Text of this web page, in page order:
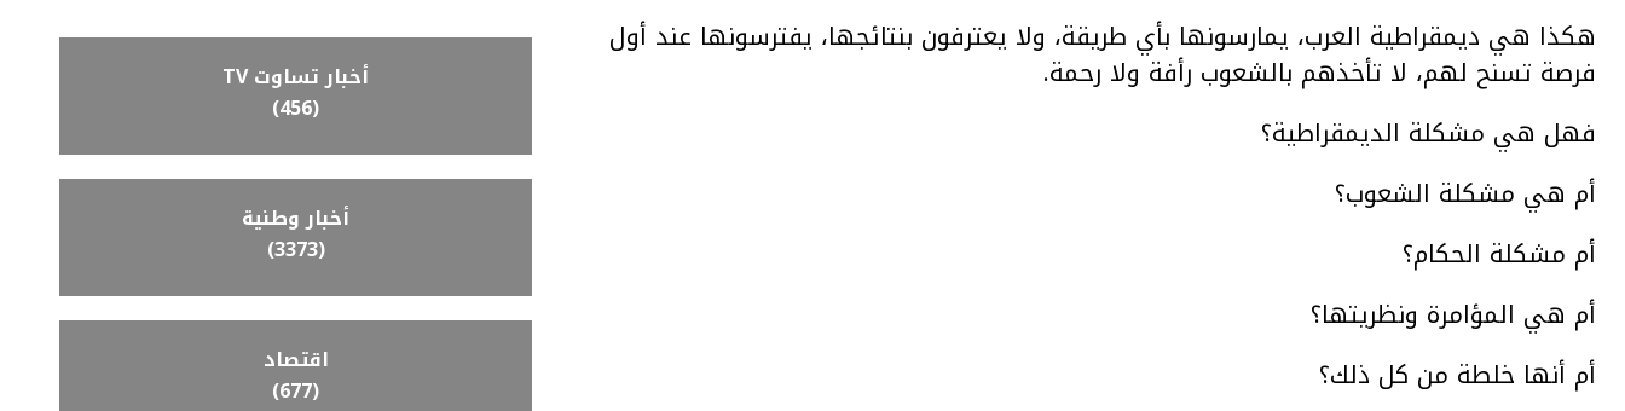
هكذا هي ديمقراطية العرب، يمارسونها بأي طريقة، ولا يعترفون بنتائجها، يفترسونها عند أول
فرصة تسنح لهم، لا تأخذهم بالشعوب رأفة ولا رحمة.
فهل هي مشكلة الديمقراطية؟
أم هي مشكلة الشعوب؟
أم مشكلة الحكام؟
أم هي المؤامرة ونظريتها؟
أم أنها خلطة من كل ذلك؟
أخبار تساوت TV
(456)
أخبار وطنية
(3373)
اقتصاد
(677)